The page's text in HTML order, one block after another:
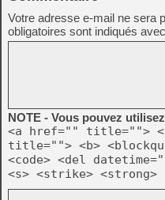
Votre adresse e-mail ne sera
obligatoires sont indiqués avec
NOTE - Vous pouvez
<a href="" title="">
title=""> <b>
<code> <del
<s> <strike> <strong>